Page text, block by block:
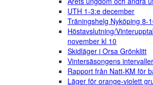
UTH 1-3:e december
Träningshelg Nyköping 8-
Höstavslutning/
november kl 10
Skidläger i Orsa Grönklitt
Vintersäsongens
Rapport från Natt-KM för
Läger för orange-violett